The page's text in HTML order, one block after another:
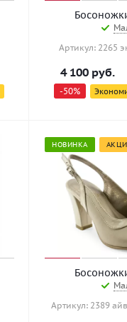
Артикул: 2265
4 100 руб.
-50%
НОВИНКА
Артикул: 2389